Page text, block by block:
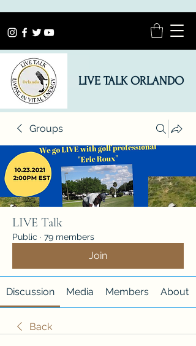
LIVE TALK ORLANDO
Groups
LIVE Talk
Public · 79 members
Join
Discussion Media Members About
Back